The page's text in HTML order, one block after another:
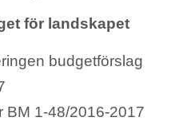
för landskapet
budgetförslag
BM 1-48/2016-2017